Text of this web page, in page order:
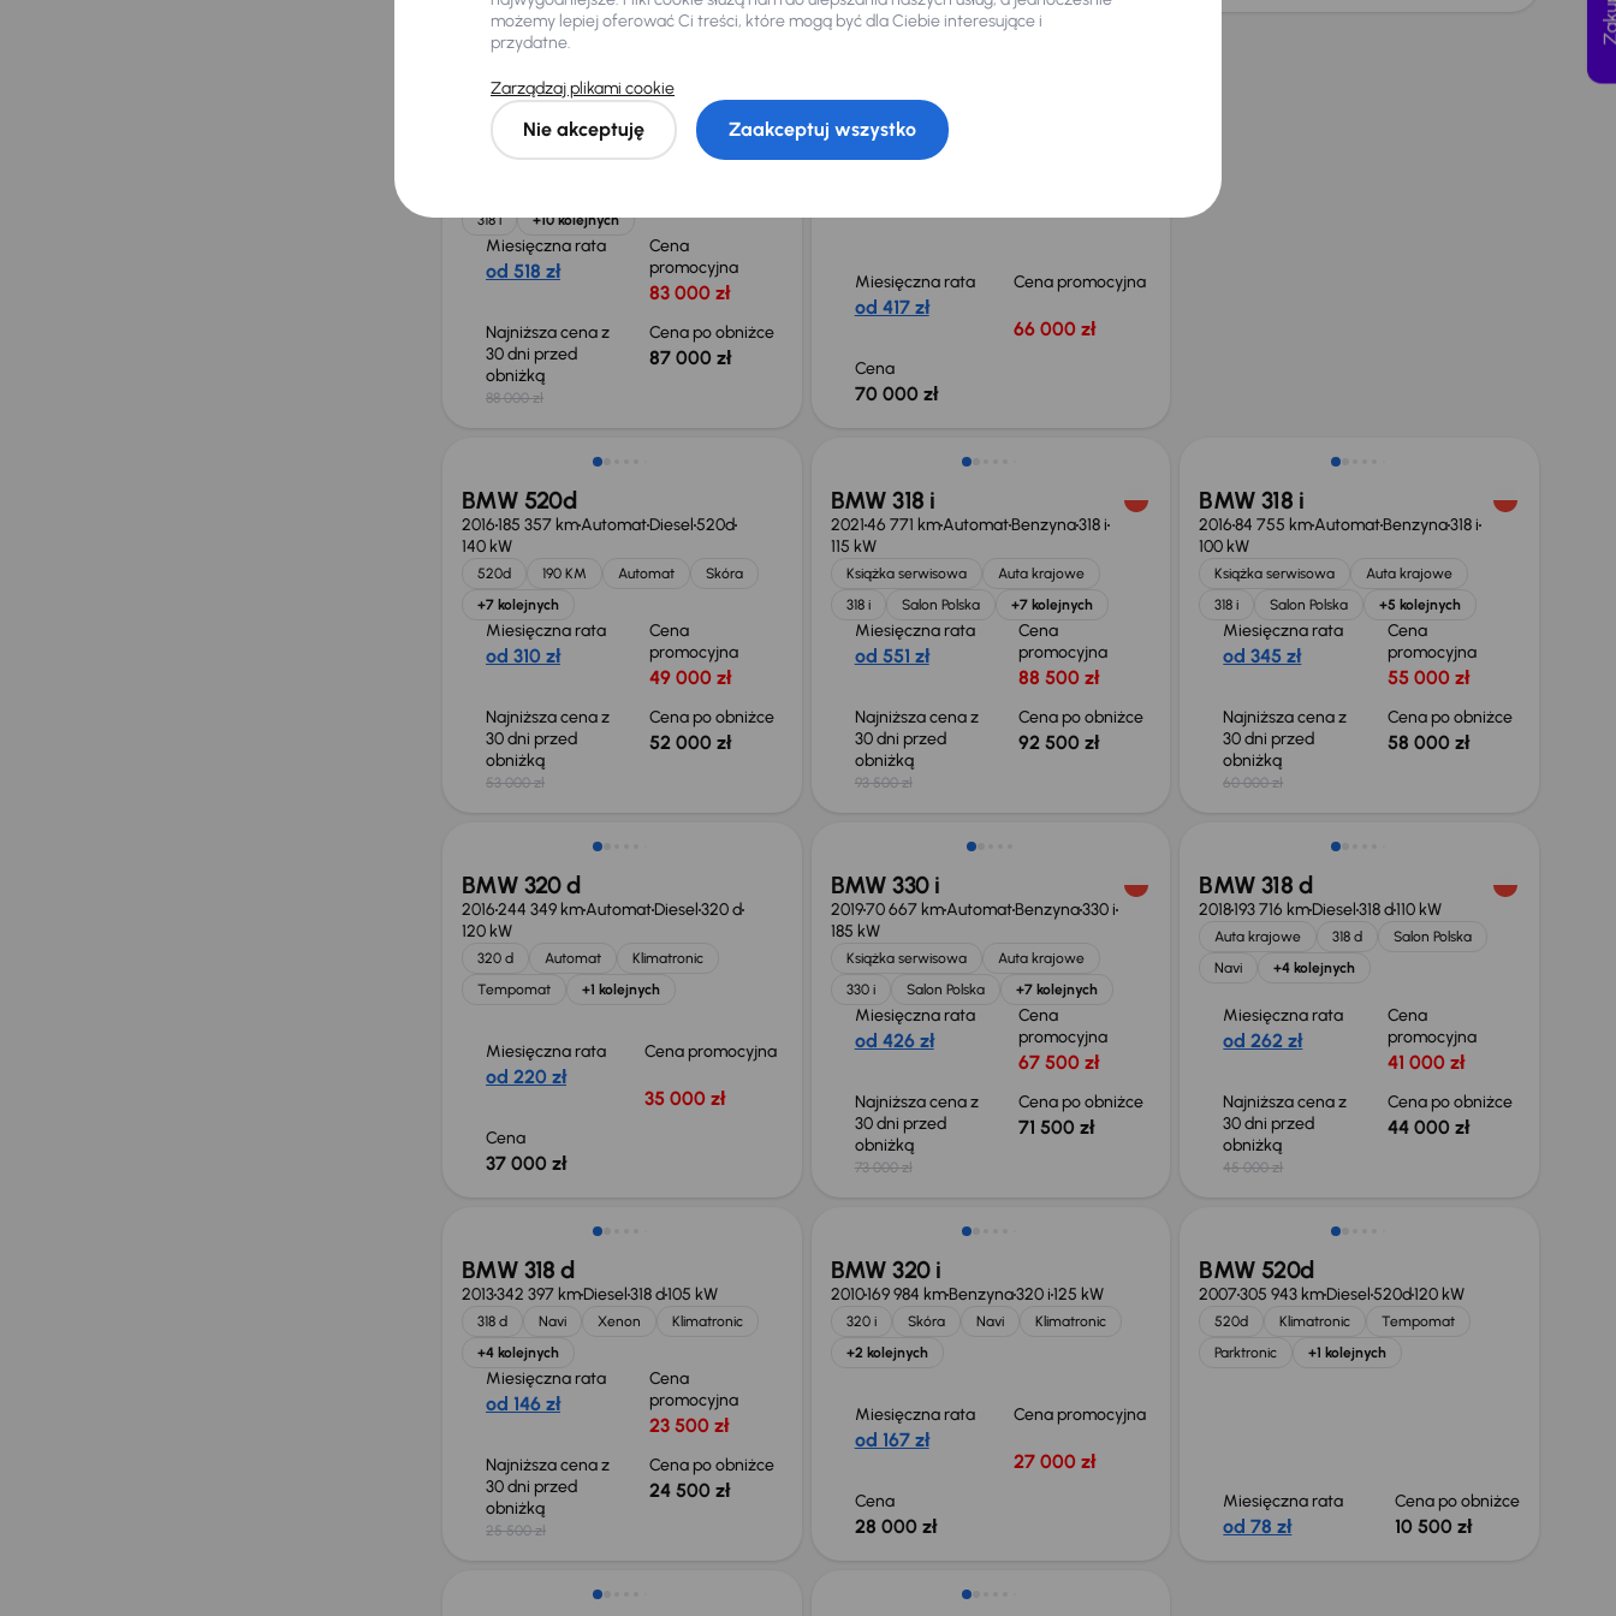
BMW 318 i
94 543 kmAutomatBenzyna318 i
Od pierwszego właściciela
318 i
+10 kolejnych
Miesięczna rata
od 518 zł
Cena
promocyjna
83 000 zł
Najniższa cena z
30 dni przed
obniżką
88 000 zł
Cena po obniżce
87 000 zł
190 078 km
520d xDrive
140 kW
Auta krajowe
Miesięczna rata
od 417 zł
Cena promocyjna
66 000 zł
Cena
70 000 zł
Taniej o 1 000 zł
BMW 520d
2016185 357 kmAutomatDiesel520d
140 kW
520d 190 KM Automat
Skóra
+7 kolejnych
Miesięczna rata
od 310 zł
Cena
promocyjna
49 000 zł
Najniższa cena z
30 dni przed
obniżką
53 000 zł
Cena po obniżce
52 000 zł
BMW 318 i
202146 771 kmAutomatBenzyna318 i
115 kW
Książka serwisowa
Auta krajowe
318 i
Salon Polska +7 kolejnych
Miesięczna rata
od 551 zł
Cena
promocyjna
88 500 zł
Najniższa cena z
30 dni przed
obniżką
93 500 zł
Cena po obniżce
92 500 zł
BMW 318 i
201684 755 kmAutomatBenzyna318 i
100 kW
Książka serwisowa
Auta krajowe
318 i
Salon Polska +5 kolejnych
Miesięczna rata
od 345 zł
Cena
promocyjna
55 000 zł
Najniższa cena z
30 dni przed
obniżką
60 000 zł
Cena po obniżce
58 000 zł
BMW 320 d
2016244 349 kmAutomatDiesel320 d
120 kW
320 d Automat
Klimatronic
Tempomat
+1 kolejnych
Miesięczna rata
od 220 zł
Cena promocyjna
35 000 zł
Cena
37 000 zł
Taniej o 1 500 zł
BMW 330 i
201970 667 kmAutomatBenzyna330 i
185 kW
Książka serwisowa
Auta krajowe
330 i
Salon Polska +7 kolejnych
Miesięczna rata
od 426 zł
Cena
promocyjna
67 500 zł
Najniższa cena z
30 dni przed
obniżką
73 000 zł
Cena po obniżce
71 500 zł
Taniej o 1 000 zł
BMW 318 d
2018193 716 kmDiesel318 d110 kW
Auta krajowe 318 d
Salon Polska
Navi
+4 kolejnych
Miesięczna rata
od 262 zł
Cena
promocyjna
41 000 zł
Najniższa cena z
30 dni przed
obniżką
45 000 zł
Cena po obniżce
44 000 zł
BMW 318 d
2013342 397 kmDiesel318 d105 kW
318 d Navi Xenon
Klimatronic
+4 kolejnych
Miesięczna rata
od 146 zł
Cena
promocyjna
23 500 zł
Najniższa cena z
30 dni przed
obniżką
25 500 zł
Cena po obniżce
24 500 zł
BMW 320 i
2010169 984 kmBenzyna320 i125 kW
320 i Skóra Navi
Klimatronic
+2 kolejnych
Miesięczna rata
od 167 zł
Cena promocyjna
27 000 zł
Cena
28 000 zł
Taniej o 500 zł
BMW 520d
2007305 943 kmDiesel520d120 kW
520d Klimatronic
Tempomat
Parktronic
+1 kolejnych
Miesięczna rata
od 78 zł
Cena po obniżce
10 500 zł
Taniej o 1 000 zł
możemy lepiej oferować Ci treści, które mogą być dla Ciebie interesujące i
przydatne.
Zarządzaj plikami cookie
Nie akceptuję Zaakceptuj wszystko